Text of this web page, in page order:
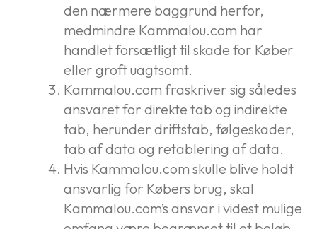
den nærmere baggrund herfor,
medmindre Kammalou.com har
handlet forsætligt til skade for Køber
eller groft uagtsomt.
Kammalou.com fraskriver sig således
ansvaret for direkte tab og indirekte
tab, herunder driftstab, følgeskader,
tab af data og retablering af data.
Hvis Kammalou.com skulle blive holdt
ansvarlig for Købers brug, skal
Kammalou.com’s ansvar i videst mulige